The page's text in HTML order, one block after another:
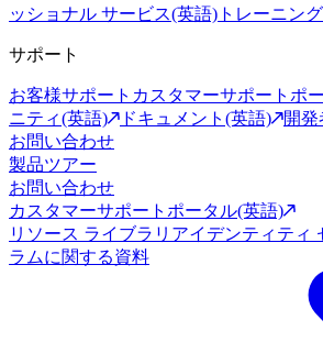
ッショナル サービス(英語) トレーニン
サポート
お客様サポート カスタマーサポートポ
ニティ(英語)
ドキュメント(英語)
開
お問い合わせ
製品ツアー
お問い合わせ
カスタマーサポートポータル(英語)
リソース ライブラリ アイデンティティ
ラムに関する資料